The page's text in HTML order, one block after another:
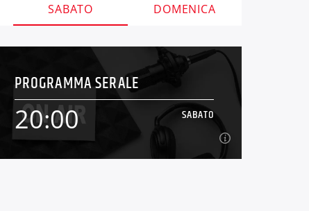
SABATO DOMENICA
PROGRAMMA SERALE
20:00 SABATO